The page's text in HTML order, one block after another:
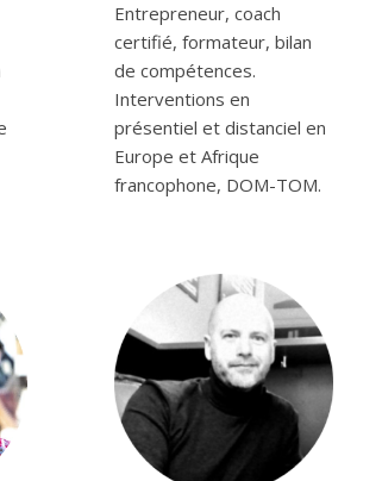
Entrepreneur, coach
certifié, formateur, bilan
de compétences.
Interventions en
présentiel et distanciel en
Europe et Afrique
francophone, DOM-TOM.